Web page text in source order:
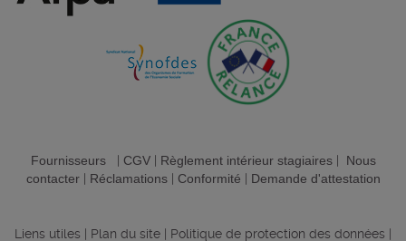
Fournisseurs| CGV| Règlement intérieur stagiaires| Nous
contacter| Réclamations| Conformité Demande d'attestation
Liens utiles Plan du site Politique de protection des données